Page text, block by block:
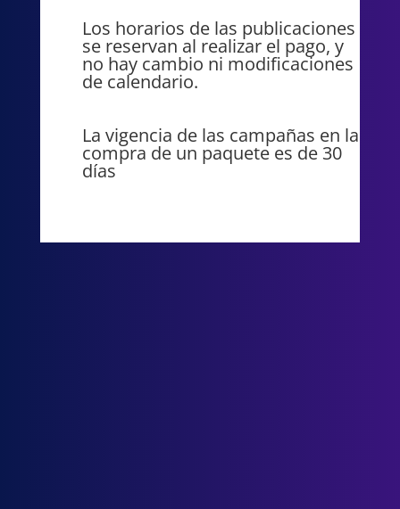
Los horarios de las publicaciones
se reservan al realizar el pago, y
no hay cambio ni modificaciones
de calendario.
La vigencia de las campañas en la
compra de un paquete es de 30
días